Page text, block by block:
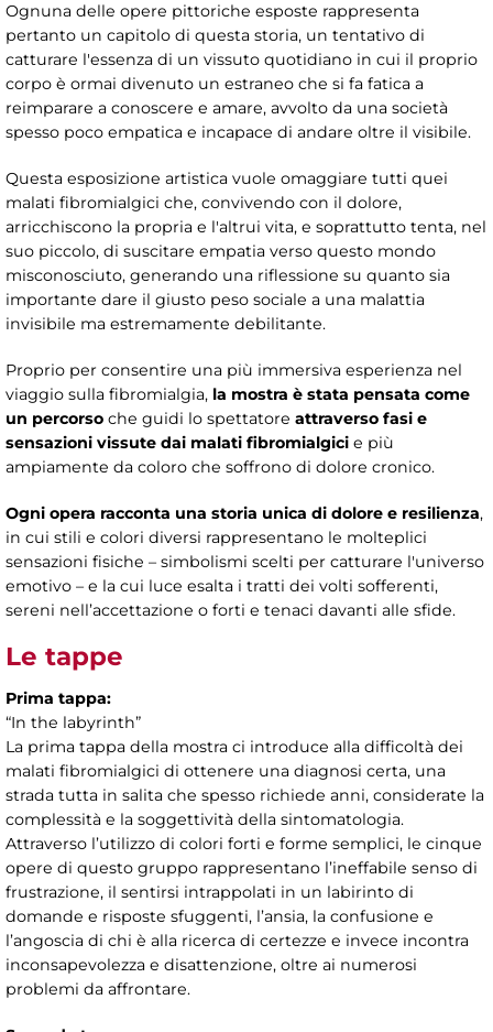
Ognuna delle opere pittoriche esposte rappresenta
pertanto un capitolo di questa storia, un tentativo di
catturare l'essenza di un vissuto quotidiano in cui il proprio
corpo è ormai divenuto un estraneo che si fa fatica a
reimparare a conoscere e amare, avvolto da una società
spesso poco empatica e incapace di andare oltre il visibile.
Questa esposizione artistica vuole omaggiare tutti quei
malati fibromialgici che, convivendo con il dolore,
arricchiscono la propria e l'altrui vita, e soprattutto tenta, nel
suo piccolo, di suscitare empatia verso questo mondo
misconosciuto, generando una riflessione su quanto sia
importante dare il giusto peso sociale a una malattia
invisibile ma estremamente debilitante.
Proprio per consentire una più immersiva esperienza nel
viaggio sulla fibromialgia, la mostra è stata pensata come
un percorso che guidi lo spettatore attraverso fasi e
sensazioni vissute dai malati fibromialgici e più
ampiamente da coloro che soffrono di dolore cronico.
Ogni opera racconta una storia unica di dolore e resilienza,
in cui stili e colori diversi rappresentano le molteplici
sensazioni fisiche – simbolismi scelti per catturare l'universo
emotivo – e la cui luce esalta i tratti dei volti sofferenti,
sereni nell’accettazione o forti e tenaci davanti alle sfide.
Le tappe
Prima tappa:
“In the labyrinth”
La prima tappa della mostra ci introduce alla difficoltà dei
malati fibromialgici di ottenere una diagnosi certa, una
strada tutta in salita che spesso richiede anni, considerate la
complessità e la soggettività della sintomatologia.
Attraverso l’utilizzo di colori forti e forme semplici, le cinque
opere di questo gruppo rappresentano l’ineffabile senso di
frustrazione, il sentirsi intrappolati in un labirinto di
domande e risposte sfuggenti, l’ansia, la confusione e
l’angoscia di chi è alla ricerca di certezze e invece incontra
inconsapevolezza e disattenzione, oltre ai numerosi
problemi da affrontare.